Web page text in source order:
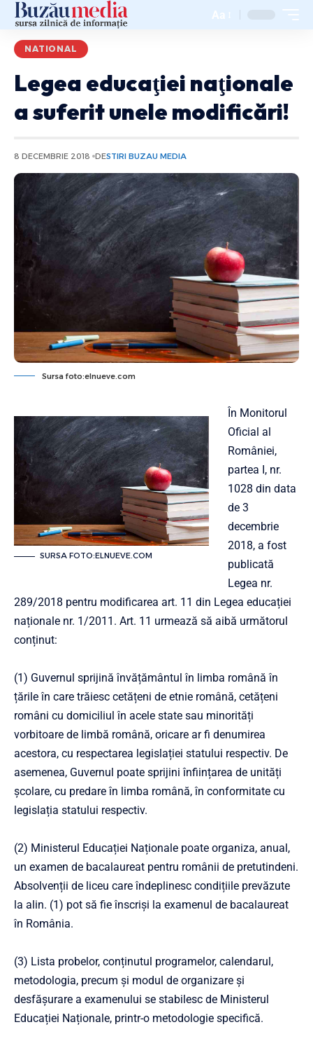
Aa
NATIONAL
Legea educaţiei naţionale
a suferit unele modificări!
8 DECEMBRIE 2018 DESTIRI BUZAU MEDIA
Sursa foto:elnueve.com
SURSA FOTO:ELNUEVE.COM
În Monitorul
Oficial al
României,
partea I, nr.
1028 din data
de 3
decembrie
2018, a fost
publicată
Legea nr.
289/2018 pentru modificarea art. 11 din Legea educației
naționale nr. 1/2011. Art. 11 urmează să aibă următorul
conținut:
(1) Guvernul sprijină învățământul în limba română în
țările în care trăiesc cetățeni de etnie română, cetățeni
români cu domiciliul în acele state sau minorități
vorbitoare de limbă română, oricare ar fi denumirea
acestora, cu respectarea legislației statului respectiv. De
asemenea, Guvernul poate sprijini înființarea de unități
școlare, cu predare în limba română, în conformitate cu
legislația statului respectiv.
(2) Ministerul Educației Naționale poate organiza, anual,
un examen de bacalaureat pentru românii de pretutindeni.
Absolvenții de liceu care îndeplinesc condițiile prevăzute
la alin. (1) pot să fie înscriși la examenul de bacalaureat
în România.
(3) Lista probelor, conținutul programelor, calendarul,
metodologia, precum și modul de organizare și
desfășurare a examenului se stabilesc de Ministerul
Educației Naționale, printr-o metodologie specifică.